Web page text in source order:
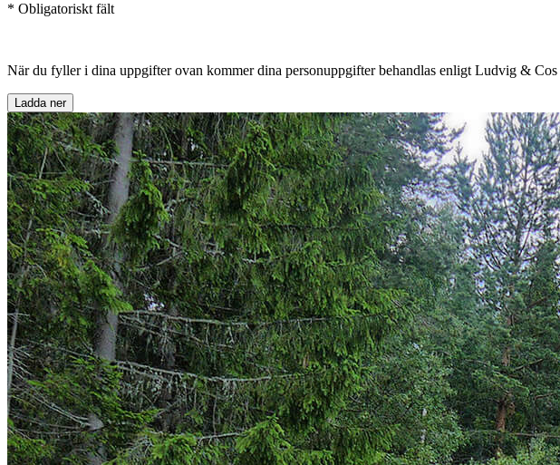
* Obligatoriskt fält
När du fyller i dina uppgifter ovan kommer dina personuppgifter behandlas enligt Ludvig & Cos